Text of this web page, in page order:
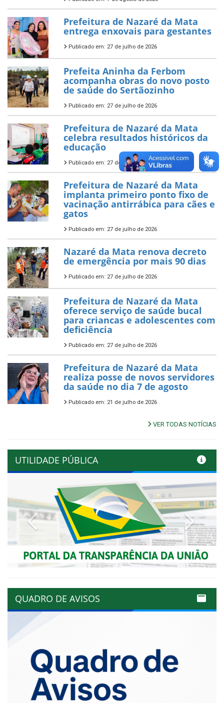
Prefeitura de Nazaré da Mata
entrega enxovais para gestantes
Publicado em: 27 de julho de 2026
Prefeita Aninha da Ferbom
acompanha obras do novo posto
de saúde do Sertãozinho
Publicado em: 27 de julho de 2026
Prefeitura de Nazaré da Mata
celebra resultados históricos da
educação
Publicado em: 27 de julho de 2026
Prefeitura de Nazaré da Mata
implanta primeiro ponto fixo de
vacinação antirrábica para cães e
gatos
Publicado em: 27 de julho de 2026
Nazaré da Mata renova decreto
de emergência por mais 90 dias
Publicado em: 27 de julho de 2026
Prefeitura de Nazaré da Mata
oferece serviço de saúde bucal
para criancas e adolescentes com
deficiência
Publicado em: 27 de julho de 2026
Prefeitura de Nazaré da Mata
realiza posse de novos servidores
da saúde no dia 7 de agosto
Publicado em: 21 de julho de 2026
VER TODAS NOTÍCIAS
UTILIDADE PÚBLICA
Previous Next
QUADRO DE AVISOS